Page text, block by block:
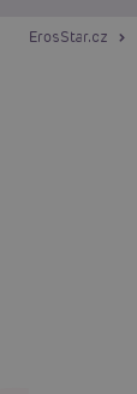
ErosStar.cz